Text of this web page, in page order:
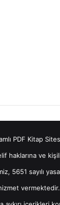
PDF Kitap
haklarına ve
5651 sayılı
hizmet